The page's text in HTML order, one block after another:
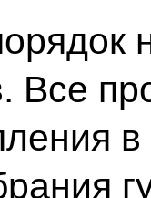
Все